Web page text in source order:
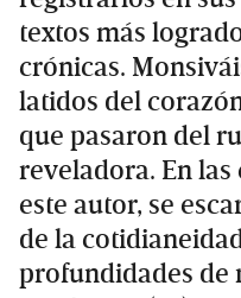
textos más
crónicas.
latidos del
que pasaron del
reveladora. En
este autor, se
de la
profundidades de